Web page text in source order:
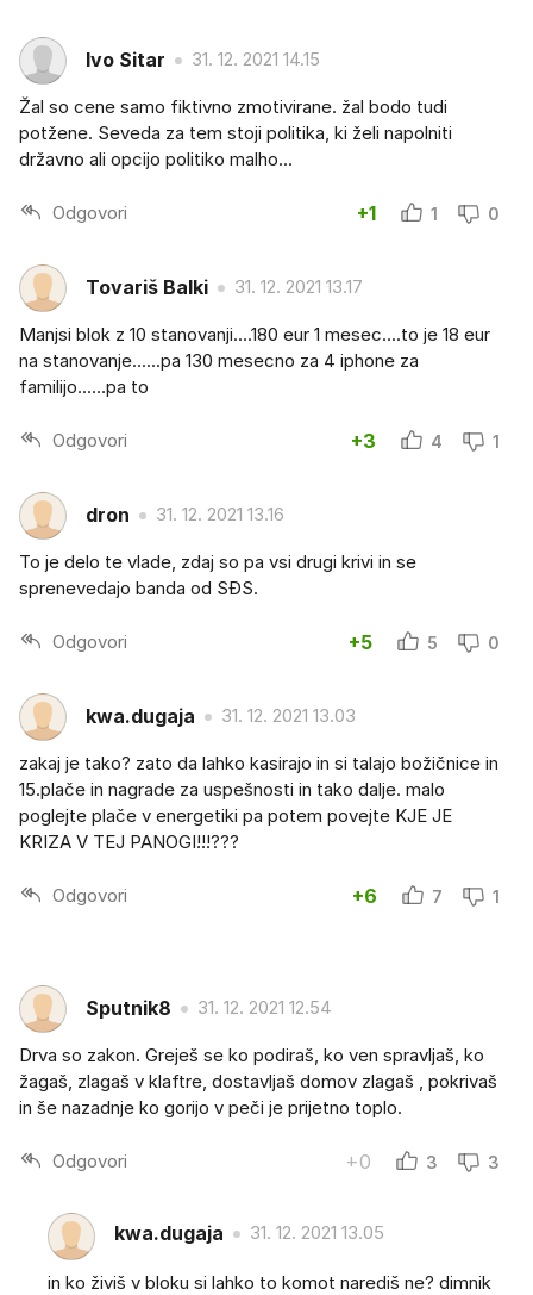
Ivo Sitar 31. 12. 2021 14.15
Žal so cene samo fiktivno zmotivirane. žal bodo tudi
potžene. Seveda za tem stoji politika, ki želi napolniti
državno ali opcijo politiko malho...
Odgovori +1 1 0
Tovariš Balki 31. 12. 2021 13.17
Manjsi blok z 10 stanovanji....180 eur 1 mesec....to je 18 eur
na stanovanje......pa 130 mesecno za 4 iphone za
familijo......pa to
Odgovori +3 4 1
dron 31. 12. 2021 13.16
To je delo te vlade, zdaj so pa vsi drugi krivi in se
sprenevedajo banda od SĐS.
Odgovori +5 5 0
kwa.dugaja 31. 12. 2021 13.03
zakaj je tako? zato da lahko kasirajo in si talajo božičnice in
15.plače in nagrade za uspešnosti in tako dalje. malo
poglejte plače v energetiki pa potem povejte KJE JE
KRIZA V TEJ PANOGI!!!???
Odgovori +6 7 1
Sputnik8 31. 12. 2021 12.54
Drva so zakon. Greješ se ko podiraš, ko ven spravljaš, ko
žagaš, zlagaš v klaftre, dostavljaš domov zlagaš , pokrivaš
in še nazadnje ko gorijo v peči je prijetno toplo.
Odgovori +0 3 3
kwa.dugaja 31. 12. 2021 13.05
in ko živiš v bloku si lahko to komot narediš ne? dimnik